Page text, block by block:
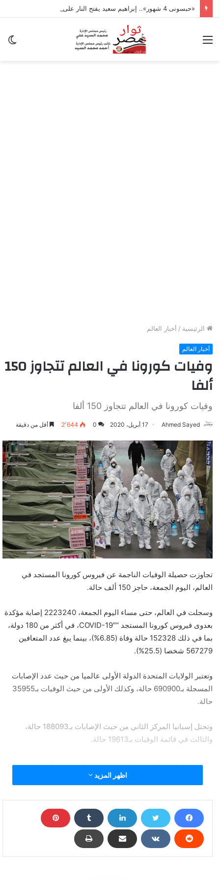
القائمة
الرئيسية / أخبار العالم
أخبار العالم
وفيات كورونا في العالم تتجاوز 150
ألفا
وفيات كورونا في العالم تتجاوز 150 ألفا
Ahmed Sayed 17 أبريل، 2020 0 2٬644 أقل من دقيقة
تجاوزت حصيلة الوفيات الناجمة عن فيروس كورونا المستجد في
العالم، اليوم الجمعة، حاجز 150 ألف حالة.
وسجلت في العالم، حتى مساء اليوم الجمعة، 2223240 إصابة مؤكدة
بعدوى فيروس كورونا المستجد “COVID-19″، في أكثر من 180 دولة،
بما في ذلك 152328 حالة وفاة (6.85%)، بينما يبغ عدد المتعافين
567279 شخصا (25.5%).
وتعتبر الولايات المتحدة الدولة الأولى عالميا من حيث عدد الإصابات
المسجلة بـ690900 حالة، وكذلك الأولى من حيث الوفيات بـ35955
حالة.
وتحتل إسبانيا المركز الثاني من حيث الإصابات بـ188093 حالة،
والثالث في قائمة الوفيات بـ19613 حالة.
وتأتي إيطاليا في المرتبة الثالثة من وجهة نظر حصيلة المصابين
بـ172434 شخصا، كما تحتل الموقع الثاني من حيث عدد الوفيات
وفيات كورونا في العالم تتجاوز 150 ألفا
اظهر المزيد